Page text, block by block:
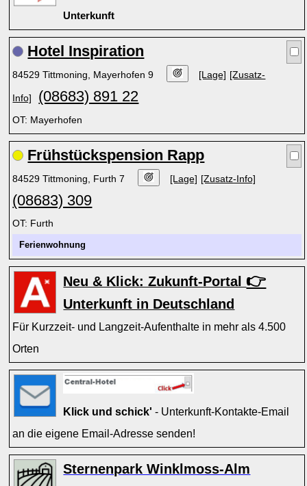
Unterkunft
Hotel Inspiration
84529 Tittmoning, Mayerhofen 9 [Lage] [Zusatz-
Info] (08683) 891 22
OT: Mayerhofen
Frühstückspension Rapp
84529 Tittmoning, Furth 7 [Lage] [Zusatz-Info]
(08683) 309
OT: Furth
Ferienwohnung
Neu & Klick: Zukunft-Portal 👉
Unterkunft in Deutschland
Für Kurzzeit- und Langzeit-Aufenthalte in mehr als 4.500
Orten
Klick und schick' - Unterkunft-Kontakte-Email
an die eigene Email-Adresse senden!
Sternenpark Winklmoss-Alm